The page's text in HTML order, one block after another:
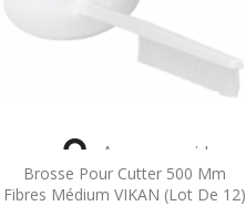
Brosse Pour Cutter 500 Mm
Fibres Médium VIKAN (lot De 12)
 Aperçu rapide